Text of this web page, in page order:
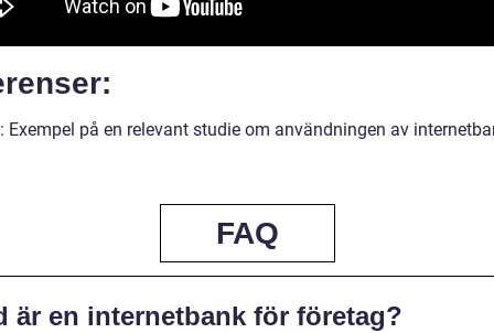
Exempel på en relevant studie om användningen av
FAQ
är en internetbank för företag?